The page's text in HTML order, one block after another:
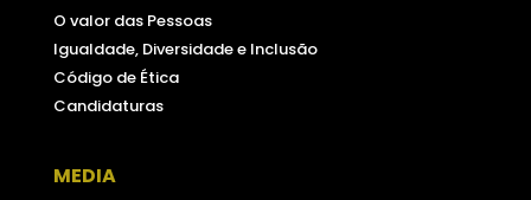
O valor das Pessoas
Igualdade, Diversidade e Inclusão
Código de Ética
Candidaturas
MEDIA